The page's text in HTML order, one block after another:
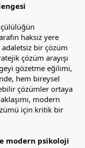
haksız yere
adaletsiz bir çözüm
çözüm arayışı
gözetme eğilimi,
hem bireysel
çözümler ortaya
modern
için kritik bir
modern psikoloji